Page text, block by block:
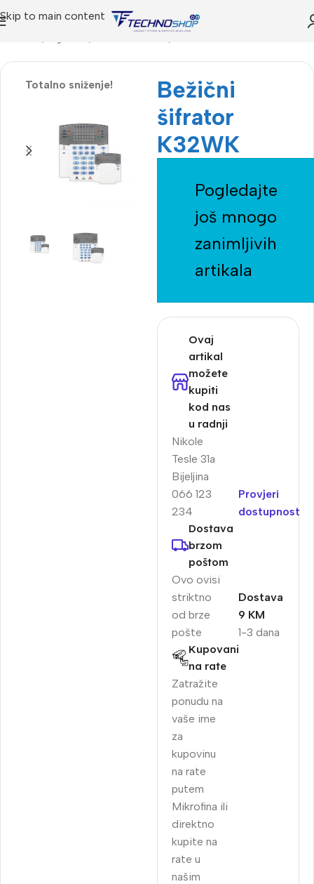
Skip to main content
Totalno sniženje!
Bežični
šifrator
K32WK
Pogledajte
još mnogo
zanimljivih
artikala
Ovaj
artikal
možete
kupiti
kod nas
u radnji
Nikole
Tesle 31a
Bijeljina
066 123
234
Provjeri
dostupnost
Dostava
brzom
poštom
Ovo ovisi
striktno
od brze
pošte
1-3 dana
Dostava
9 KM
Kupovani
na rate
Zatražite
ponudu na
vaše ime
za
kupovinu
na rate
putem
Mikrofina ili
direktno
kupite na
rate u
našim